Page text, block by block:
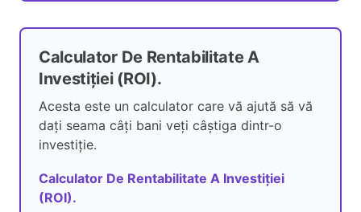
Calculator De Rentabilitate A
Investiției (ROI).
Acesta este un calculator care vă ajută să vă
dați seama câți bani veți câștiga dintr-o
investiție.
Calculator De Rentabilitate A Investiției
(ROI).